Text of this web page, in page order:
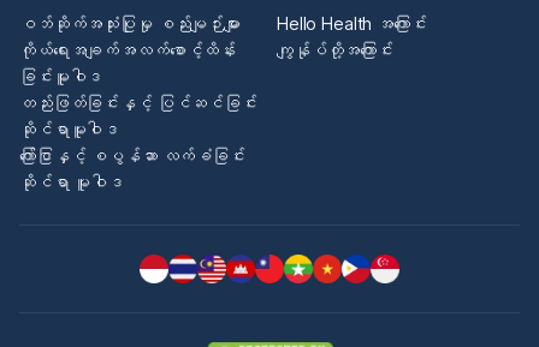
ဝဘ်ဆိုက်အသုံးပြုမှု စည်းမျဉ်းများ
ကိုယ်ရေးအချက်အလက်စောင့်ထိန်း
ခြင်းမူဝါဒ
တည်းဖြတ်ခြင်းနှင့် ပြင်ဆင်ခြင်း
ဆိုင်ရာမူဝါဒ
ကြော်ငြာနှင့် စပွန်ဆာ လက်ခံခြင်း
ဆိုင်ရာ မူဝါဒ
Hello Health အကြောင်း
ကျွန်ုပ်တို့အကြောင်း